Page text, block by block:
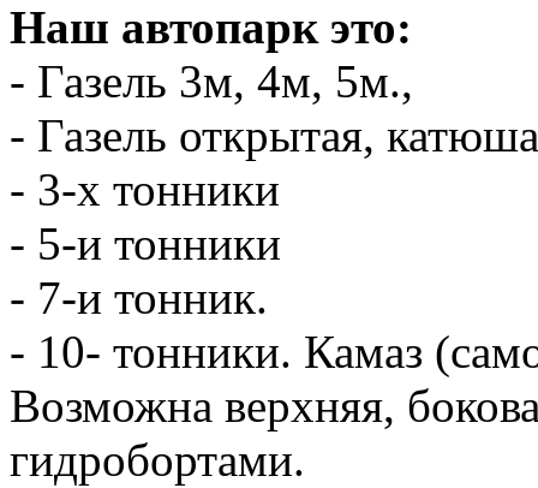
Наш автопарк это:
- Газель 3м, 4м, 5м.,
- Газель открытая,
- 3-х тонники
- 5-и тонники
- 7-и тонник.
- 10- тонники. Камаз
Возможна верхняя,
гидробортами.